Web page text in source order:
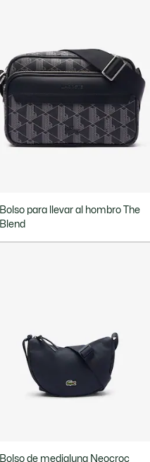
Bolso para llevar al hombro The
Blend
Bolso de medialuna Neocroc